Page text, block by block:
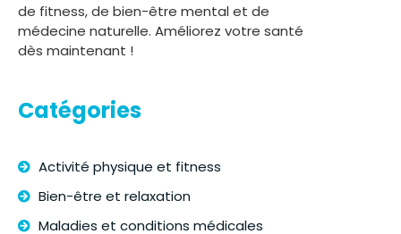
de fitness, de bien-être mental et de
médecine naturelle. Améliorez votre santé
dès maintenant !
Catégories
Activité physique et fitness
Bien-être et relaxation
Maladies et conditions médicales